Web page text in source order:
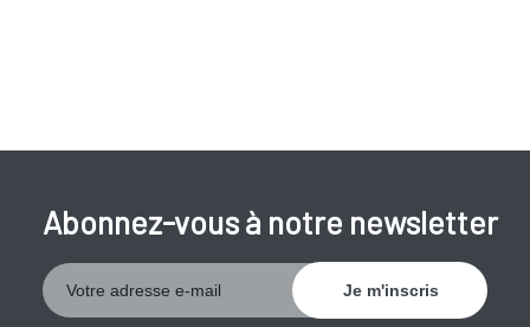
Abonnez-vous à notre newsletter